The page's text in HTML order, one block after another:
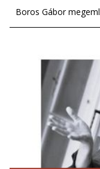
Boros Gábor